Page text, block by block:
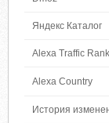
Яндекс Каталог
Alexa Traffic Rank
Alexa Country
История